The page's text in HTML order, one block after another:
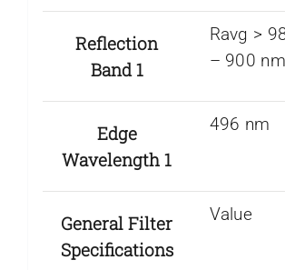
Reflection
Band 1
Ravg >
– 900 nm
Edge
Wavelength 1
496 nm
General Filter
Specifications
Value